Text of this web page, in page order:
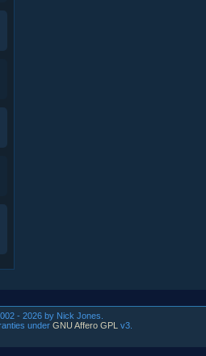
- 2026 by Nick Jones.
under GNU Affero GPL
v3.